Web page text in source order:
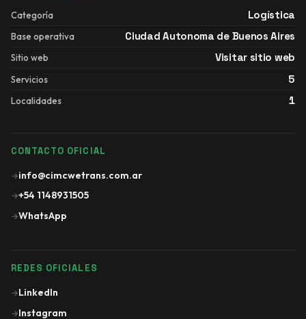
Categoría Logística
Base operativa Ciudad Autonoma de Buenos Aires
Sitio web Visitar sitio web
Servicios 5
Localidades 1
CONTACTO OFICIAL
→info@cimcwetrans.com.ar
→+54 1148931505
→WhatsApp
REDES OFICIALES
→LinkedIn
→Instagram